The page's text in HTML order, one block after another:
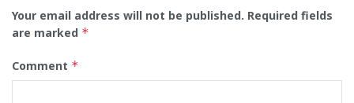
Your email address will not be published. Required fields
are marked *
Comment *